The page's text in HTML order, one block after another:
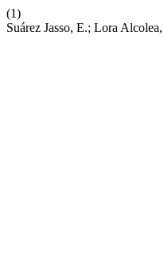
(1)
Suárez Jasso, E.; Lora